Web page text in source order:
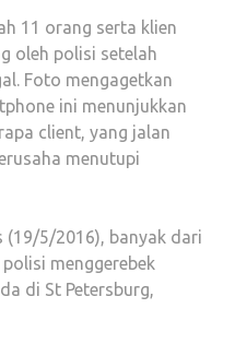
11 orang serta klien
oleh polisi setelah
Foto mengagetkan
ini menunjukkan
client, yang jalan
menutupi
(19/5/2016), banyak dari
menggerebek
di St Petersburg,